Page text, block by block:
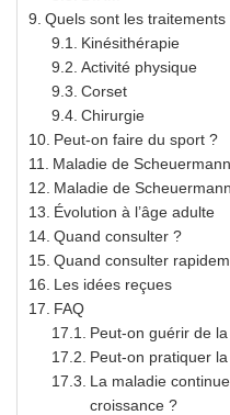
Quels sont les traitements
Kinésithérapie
Activité physique
Corset
Chirurgie
Peut-on faire du sport ?
Maladie de
Maladie de
Évolution à l’âge adulte
Quand consulter ?
Quand consulter
Les idées reçues
FAQ
Peut-on guérir de
Peut-on pratiquer
La maladie
croissance ?